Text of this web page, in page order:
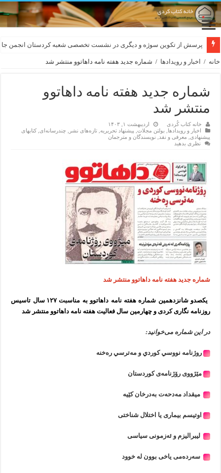
پرسش از تکوین سوژه و دیگری در نشست تخصصی شعبه کردستان انجمن
لەسەر کێشی ڕوباعی و به نەغمەی قەڵەمی «ئالی»
خانه / اخبار و رویدادها / شماره جدید هفته نامه داهاتوو منتشر شد
شماره جدید هفته نامه داهاتوو
منتشر شد
خانه کتاب کُردی
اردیبهشت ۱, ۱۴۰۳
اخبار و رویدادها
بولتن مجلات پیشنهاد تحریریه ,تازەهای نشر چندرسانه‌ای ,کتابهای
پیشنهادی
معرفی و نقد
نویسندگان و مترجمان
نظری بدهید
شماره جدید هفته نامه داهاتوو منتشر شد
یکصدو شانزدهمین شماره هفته نامه داهاتوو به مناسبت ۱۲۷ سال تاسیس
روزنامه نگاری کردی و چهارمین سال فعالیت هفته نامه داهاتوو منتشر شد
در این شماره می‌خوانید:
روژنامه نووسي كوردي و مه‌ترسي ره‌خنه
مێژووی رۆژنامەی كوردستان
میقداد مەدحەت بەدرخان كێیە
اوتیسم بیماری یا اختلال شناختی
لیبرالیزم و ئەزمونی سیاسی
سەردەمی یاخی بوون لە خوود